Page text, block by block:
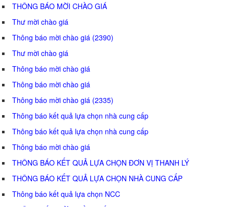
THÔNG BÁO MỜI CHÀO GIÁ
Thư mời chào giá
Thông báo mời chào giá (2390)
Thư mời chào giá
Thông báo mời chào giá
Thông báo mời chào giá
Thông báo mời chào giá (2335)
Thông báo kết quả lựa chọn nhà cung cấp
Thông báo kết quả lựa chọn nhà cung cấp
Thông báo mời chào giá
THÔNG BÁO KẾT QUẢ LỰA CHỌN ĐƠN VỊ THANH LÝ
THÔNG BÁO KẾT QUẢ LỰA CHỌN NHÀ CUNG CẤP
Thông báo kết quả lựa chọn NCC